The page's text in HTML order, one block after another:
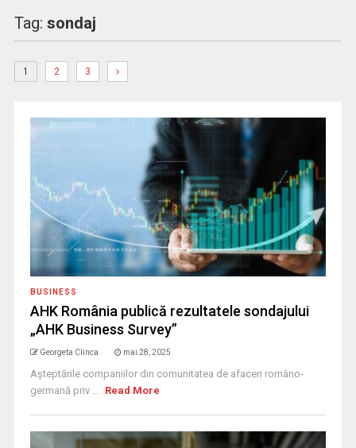
Tag: sondaj
1 2 3
BUSINESS
AHK România publică rezultatele sondajului
„AHK Business Survey”
Georgeta Clinca mai 28, 2025
Așteptările companiilor din comunitatea de afaceri româno-
germană priv ... Read More